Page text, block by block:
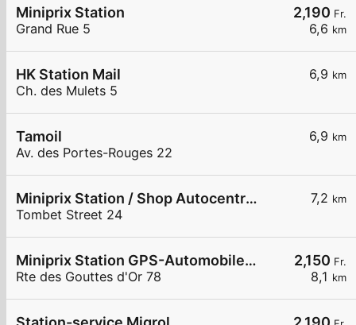
2,190 Fr.
6,6 km
Miniprix Station
Grand Rue 5
6,9 km
HK Station Mail
Ch. des Mulets 5
6,9 km
Tamoil
Av. des Portes-Rouges 22
7,2 km
Miniprix Station / Shop Autocentre Peseux SA
Tombet Street 24
2,150 Fr.
8,1 km
Miniprix Station GPS-Automobiles SA
Rte des Gouttes d'Or 78